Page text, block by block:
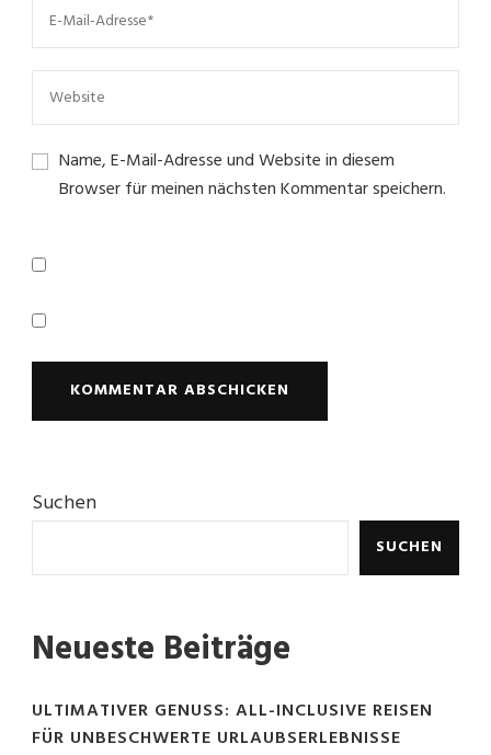
Name, E-Mail-Adresse und Website in diesem
Browser für meinen nächsten Kommentar speichern.
Suchen
SUCHEN
Neueste Beiträge
ULTIMATIVER GENUSS: ALL-INCLUSIVE REISEN
FÜR UNBESCHWERTE URLAUBSERLEBNISSE